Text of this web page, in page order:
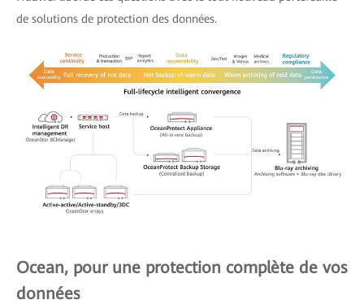
de solutions de protection des données.
Ocean, pour une protection complète de vos
données